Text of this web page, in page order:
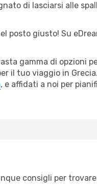
di lasciarsi alle
posto giusto! Su
gamma di opzioni
il tuo viaggio in
, e affidati a noi per
consigli per